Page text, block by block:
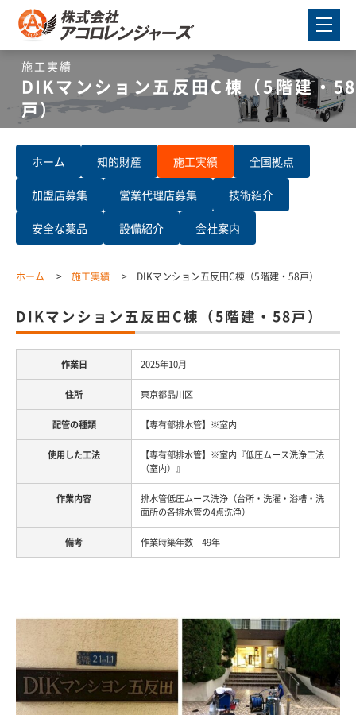
施工実績
DIKマンション五反田C棟（5階建・58
戸）
ホーム 知的財産 施工実績 全国拠点
加盟店募集 営業代理店募集 技術紹介
安全な薬品 設備紹介 会社案内
ホーム 施工実績 DIKマンション五反田C棟（5階建・58戸）
DIKマンション五反田C棟（5階建・58戸）
2025年10月
東京都品川区
【専有部排水管】※室内
【専有部排水管】※室内『低圧ムース洗浄工法
（室内）』
排水管低圧ムース洗浄（台所・洗濯・浴槽・洗
面所の各排水管の4点洗浄）
作業時築年数 49年